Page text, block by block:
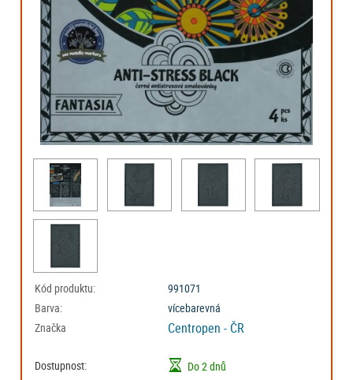
Kód produktu:
991071
Barva:
vícebarevná
Značka
Centropen - ČR
Dostupnost: Do 2 dnů